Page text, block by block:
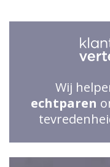
Wij
echtparen